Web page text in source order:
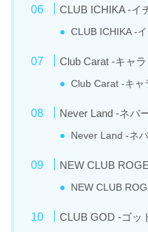
CLUB ICHIKA -イ
CLUB ICHIKA -
Club Carat -キャ
Club Carat -キャ
Never Land -ネバ
Never Land -ネ
NEW CLUB
NEW CLUB
CLUB GOD -ゴッ